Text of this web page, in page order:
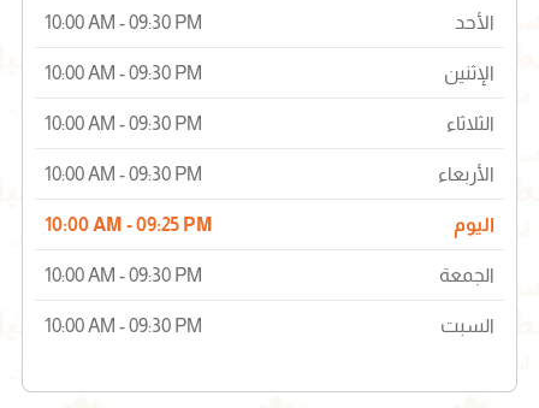
الأحد 10:00 AM - 09:30 PM
الإثنين 10:00 AM - 09:30 PM
الثلاثاء 10:00 AM - 09:30 PM
الأربعاء 10:00 AM - 09:30 PM
اليوم 10:00 AM - 09:25 PM
الجمعة 10:00 AM - 09:30 PM
السبت 10:00 AM - 09:30 PM